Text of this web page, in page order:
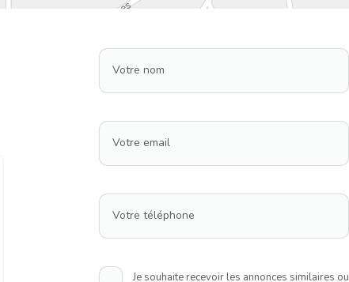
Votre nom
Votre email
Votre téléphone
Je souhaite recevoir les annonces similaires ou